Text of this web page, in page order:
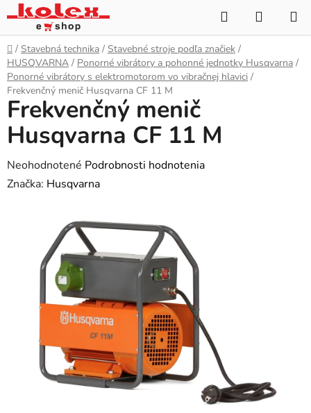
Prejsť
na
obsah
Hľadať
KOŠÍK
Domov
/ Stavebná technika / Stavebné stroje podľa značiek /
HUSQVARNA / Ponorné vibrátory a pohonné jednotky Husqvarna /
Ponorné vibrátory s elektromotorom vo vibračnej hlavici /
Frekvenčný menič Husqvarna CF 11 M
Frekvenčný menič
Husqvarna CF 11 M
Priemerné
hodnotenie
hviezdičiek.
Neohodnotené Podrobnosti hodnotenia
Značka: Husqvarna